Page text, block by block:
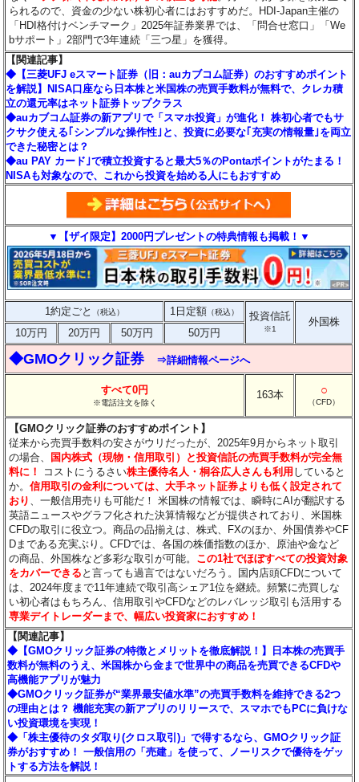
られるので、資金の少ない株初心者にはおすすめだ。HDI-Japan主催の
「HDI格付けベンチマーク」2025年証券業界では、「問合せ窓口」「We
bサポート」2部門で3年連続「三つ星」を獲得。
【関連記事】
◆【三菱UFJ eスマート証券（旧：auカブコム証券）のおすすめポイント
を解説】NISA口座なら日本株と米国株の売買手数料が無料で、クレカ積
立の還元率はネット証券トップクラス
◆auカブコム証券の新アプリで「スマホ投資」が進化！ 株初心者でもサ
クサク使える｢シンプルな操作性｣と、投資に必要な｢充実の情報量｣を両立
できた秘密とは？
◆au PAY カード｣で積立投資すると最大5％のPontaポイントがたまる！
NISAも対象なので、これから投資を始める人にもおすすめ
▼【ザイ限定】2000円プレゼントの特典情報も掲載！▼
1約定ごと （税込） 1日定額 （税込） 投資信託
※1
外国株
10万円
20万円 50万円 50万円
◆GMOクリック証券 ⇒詳細情報ページへ
すべて0円
※電話注文を除く
163本 ○
（CFD）
【GMOクリック証券のおすすめポイント】
従来から売買手数料の安さがウリだったが、2025年9月からネット取引
の場合、
国内株式（現物・信用取引）と投資信託の売買手数料が完全無
料に！
コストにうるさい株主優待名人・桐谷広人さんも利用 していると
か。信用取引の金利については、大手ネット証券よりも低く設定されて
おり 、一般信用売りも可能だ！ 米国株の情報では、瞬時にAIが翻訳する
英語ニュースやグラフ化された決算情報などが提供されており、米国株
CFDの取引に役立つ。商品の品揃えは、株式、FXのほか、外国債券やCF
Dまである充実ぶり。CFDでは、各国の株価指数のほか、原油や金など
の商品、外国株など多彩な取引が可能。 この1社でほぼすべての投資対象
をカバーできる と言っても過言ではないだろう。国内店頭CFDについて
は、2024年度まで11年連続で取引高シェア1位を継続。頻繁に売買しな
い初心者はもちろん、信用取引やCFDなどのレバレッジ取引も活用する
専業デイトレーダーまで、幅広い投資家におすすめ！
【関連記事】
◆【GMOクリック証券の特徴とメリットを徹底解説！】日本株の売買手
数料が無料のうえ、米国株から金まで世界中の商品を売買できるCFDや
高機能アプリが魅力
◆GMOクリック証券が“業界最安値水準”の売買手数料を維持できる2つ
の理由とは？ 機能充実の新アプリのリリースで、スマホでもPCに負けな
い投資環境を実現！
◆「株主優待のタダ取り(クロス取引)」で得するなら、GMOクリック証
券がおすすめ！ 一般信用の「売建」を使って、ノーリスクで優待をゲッ
トする方法を解説！